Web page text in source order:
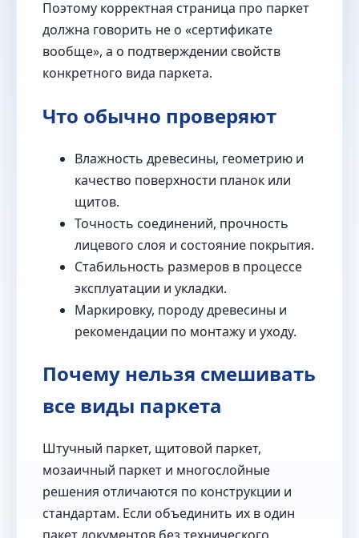
Поэтому корректная страница про паркет
должна говорить не о «сертификате
вообще», а о подтверждении свойств
конкретного вида паркета.
Что обычно проверяют
Влажность древесины, геометрию и
качество поверхности планок или
щитов.
Точность соединений, прочность
лицевого слоя и состояние покрытия.
Стабильность размеров в процессе
эксплуатации и укладки.
Маркировку, породу древесины и
рекомендации по монтажу и уходу.
Почему нельзя смешивать
все виды паркета
Штучный паркет, щитовой паркет,
мозаичный паркет и многослойные
решения отличаются по конструкции и
стандартам. Если объединить их в один